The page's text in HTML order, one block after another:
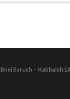
Bnei Baruch – Kabbalah